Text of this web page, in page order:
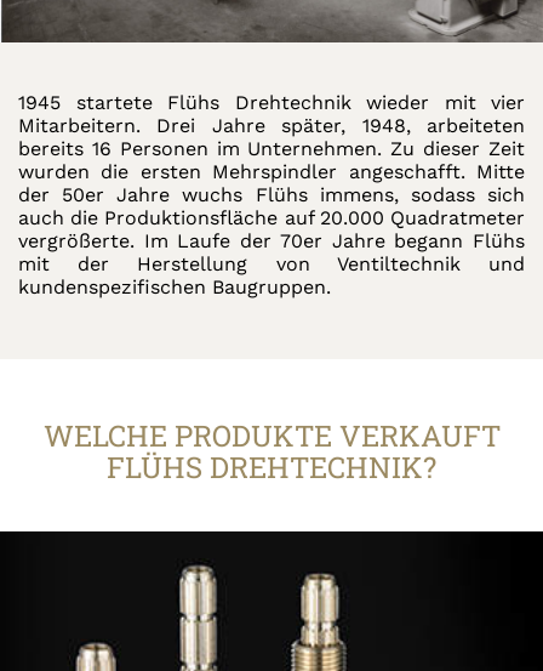
1945 startete Flühs Drehtechnik wieder mit vier
Mitarbeitern. Drei Jahre später, 1948, arbeiteten
bereits 16 Personen im Unternehmen. Zu dieser Zeit
wurden die ersten Mehrspindler angeschafft. Mitte
der 50er Jahre wuchs Flühs immens, sodass sich
auch die Produktionsfläche auf 20.000 Quadratmeter
vergrößerte. Im Laufe der 70er Jahre begann Flühs
mit der Herstellung von Ventiltechnik und
kundenspezifischen Baugruppen.
WELCHE PRODUKTE VERKAUFT
FLÜHS DREHTECHNIK?